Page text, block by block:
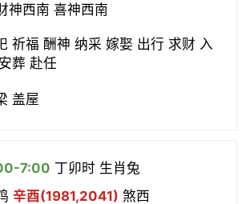
神西南 喜神西南
祈福 酬神 纳采 嫁娶 出行 求财 入
葬 赴任
盖屋
7:00 丁卯时 生肖兔
辛酉(1981,2041) 煞西